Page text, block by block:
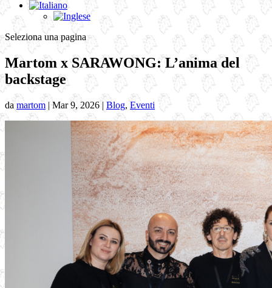
Seleziona una pagina
Martom x SARAWONG: L’anima del
backstage
da martom | Mar 9, 2026| Blog, Eventi